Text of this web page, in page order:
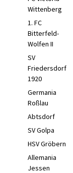
Wittenberg
1. FC
Bitterfeld-
Wolfen II
SV
Friedersdorf
1920
Germania
Roßlau
Abtsdorf
SV Golpa
HSV Gröbern
Allemania
Jessen